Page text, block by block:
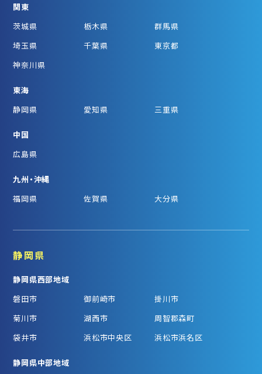
関東
茨城県
栃木県
群馬県
埼玉県
千葉県
東京都
神奈川県
東海
静岡県
愛知県 三重県
中国
広島県
九州・沖縄
福岡県
佐賀県 大分県
静岡県
静岡県西部地域
磐田市
御前崎市
掛川市
菊川市
湖西市
周智郡森町
袋井市
浜松市中央区 浜松市浜名区
静岡県中部地域